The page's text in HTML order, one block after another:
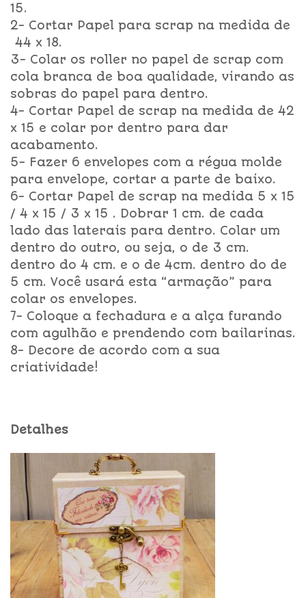
15.
2- Cortar Papel para scrap na medida de
44 x 18.
3- Colar os roller no papel de scrap com
cola branca de boa qualidade, virando as
sobras do papel para dentro.
4- Cortar Papel de scrap na medida de 42
x 15 e colar por dentro para dar
acabamento.
5- Fazer 6 envelopes com a régua molde
para envelope, cortar a parte de baixo.
6- Cortar Papel de scrap na medida 5 x 15
/ 4 x 15 / 3 x 15 . Dobrar 1 cm. de cada
lado das laterais para dentro. Colar um
dentro do outro, ou seja, o de 3 cm.
dentro do 4 cm. e o de 4cm. dentro do de
5 cm. Você usará esta “armação” para
colar os envelopes.
7- Coloque a fechadura e a alça furando
com agulhão e prendendo com bailarinas.
8- Decore de acordo com a sua
criatividade!
Detalhes